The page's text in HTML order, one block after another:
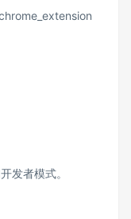
发者模式。